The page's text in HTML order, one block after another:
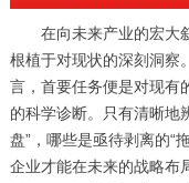
在向未来产业的宏大
根植于对现状的深刻洞察
言，首要任务便是对现有
的科学诊断。只有清晰地
盘”，哪些是亟待剥离的“
企业才能在未来的战略布